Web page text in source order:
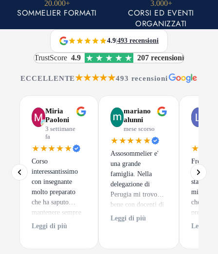
20.000+
SOMMELIER FORMATI
3.000+
CORSI ED EVENTI
ORGANIZZATI
4.9 493 recensioni
TrustScore 4.9 207 recensioni
ECCELLENTE★★★★★493 recensioni
Miria
Paoloni
3 settimane
fa
★★★★★
Corso
interessantissimo
con insegnante
molto preparato
che ha saputo
mantenere sempre
alto l'interesse dei
Leggi di più
mariano
alunni
mese scorso
★★★★★
Assosommelier e'
una grande
famiglia. Nella
delegazione di
Perugia mi trovo
bene con docenti di
alto spessore ed un
Leggi di più
di
stata una
migliori
che
tratta
Leggi di